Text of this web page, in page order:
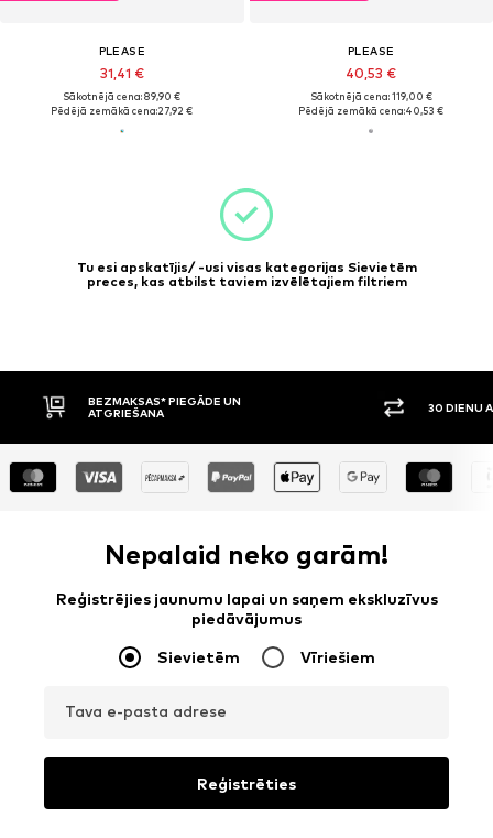
PLEASE
31,41 €
Sākotnējā cena: 89,90 €
Pēdējā zemākā cena:27,92 €
PLEASE
40,53 €
Sākotnējā cena: 119,00 €
Pēdējā zemākā cena:40,53 €
Tu esi apskatījis/ -usi visas kategorijas Sievietēm
preces, kas atbilst taviem izvēlētajiem filtriem
BEZMAKSAS* PIEGĀDE UN
ATGRIEŠANA
30 DIENU
Nepalaid neko garām!
Reģistrējies jaunumu lapai un saņem ekskluzīvus
piedāvājumus
Sievietēm Vīriešiem
Tava e-pasta adrese
Reģistrēties